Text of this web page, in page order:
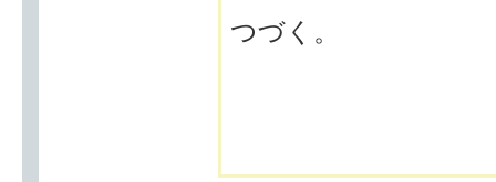
つづく。